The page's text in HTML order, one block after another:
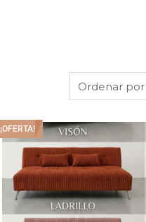
¡OFERTA!